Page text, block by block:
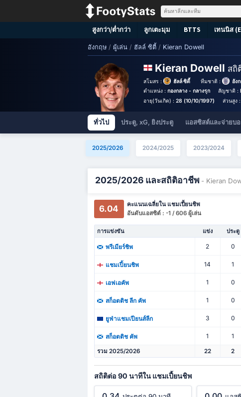
สูงกว่า/ต่ำกว่า ลูกเตะมุม BTTS เทนนิส
อังกฤษ / ผู้เล่น / ฮัลล์ ซิตี้ / Kieran Dowell
Kieran Dowell สถิ
สโมสร : ฮัลล์ ซิตี้ ทีมชาติ :
อัง
ตำแหน่ง :กองกลาง - กลางรุก สัญชาติ :
อายุ(วันเกิด) :28 (10/10/1997) ส่วนสูง :
ทั่วไป ประตู, xG, ยิงประตู แอสซิสต์และจ่ายบ
2025/2026 2024/2025 2023/2024
2025/2026 และสถิติอาชีพ - Kieran
6.04
คะแนนเฉลี่ยใน แชมเปี้ยนชิพ
อันดับแอสซิต์ : -1 / 606 ผู้เล่น
การแข่งขัน แข่ง ประตู
พรีเมียร์ชิพ 2 0
แชมเปี้ยนชิพ 14 1
เอฟเอคัพ 1 0
สก็อตติช ลีก คัพ 1 0
ยูฟ่าแชมเปียนส์ลีก 3 0
สก็อตติช คัพ 1 1
รวม 2025/2026 22 2
สถิติต่อ 90 นาทีใน แชมเปี้ยนชิพ